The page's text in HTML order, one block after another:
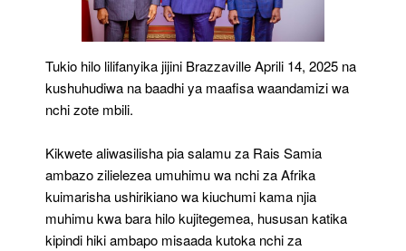
Tukio hilo lilifanyika jijini Brazzaville Aprili 14, 2025 na
kushuhudiwa na baadhi ya maafisa waandamizi wa
nchi zote mbili.
Kikwete aliwasilisha pia salamu za Rais Samia
ambazo zilielezea umuhimu wa nchi za Afrika
kuimarisha ushirikiano wa kiuchumi kama njia
muhimu kwa bara hilo kujitegemea, hususan katika
kipindi hiki ambapo misaada kutoka nchi za